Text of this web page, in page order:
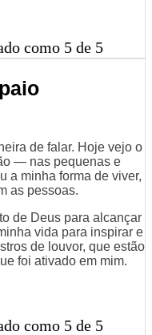
como 5 de 5
de falar. Hoje vejo o
— nas pequenas e
a minha forma de viver,
as pessoas.
de Deus para alcançar
vida para inspirar e
de louvor, que estão
foi ativado em mim.
como 5 de 5